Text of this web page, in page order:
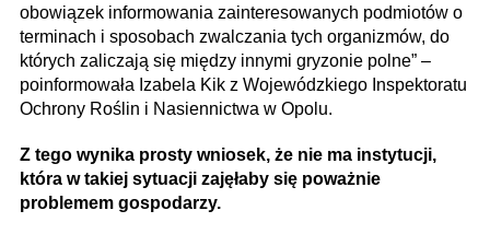
obowiązek informowania zainteresowanych podmiotów o
terminach i sposobach zwalczania tych organizmów, do
których zaliczają się między innymi gryzonie polne” –
poinformowała Izabela Kik z Wojewódzkiego Inspektoratu
Ochrony Roślin i Nasiennictwa w Opolu.
Z tego wynika prosty wniosek, że nie ma instytucji,
która w takiej sytuacji zajęłaby się poważnie
problemem gospodarzy.